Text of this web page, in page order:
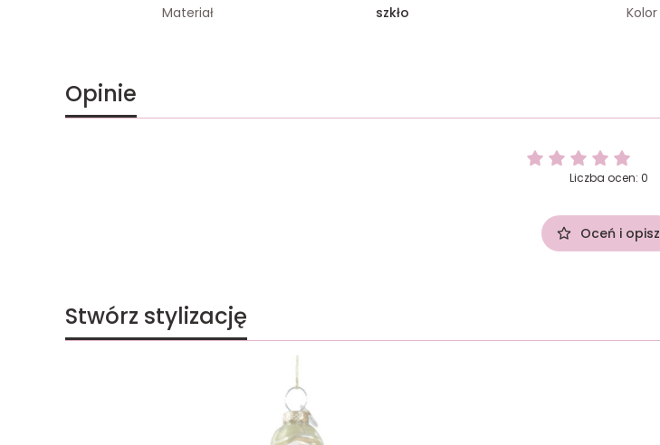
Materiał szkło Kolor
Opinie
Liczba ocen: 0
Oceń i opisz
Stwórz stylizację